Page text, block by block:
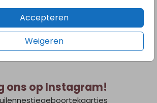
Accepteren
Weigeren
ons op Instagram!